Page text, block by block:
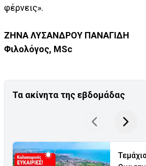
φέρνεις».
ΖΗΝΑ ΛΥΣΑΝΔΡΟΥ ΠΑΝΑΓΙΔΗ
Φιλολόγος, MSc
Τα ακίνητα της εβδομάδας